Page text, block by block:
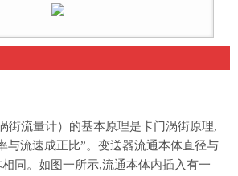
街流量计）的基本原理是卡门涡街原理,
与流速成正比”。变送器流通本体直径与
同。如图一所示,流通本体内插入有一